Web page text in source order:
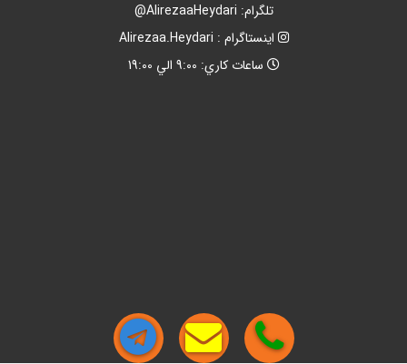
تلگرام: AlirezaaHeydari@
اينستاگرام : Alirezaa.Heydari
ساعات کاري: 9:00 الي 19:00